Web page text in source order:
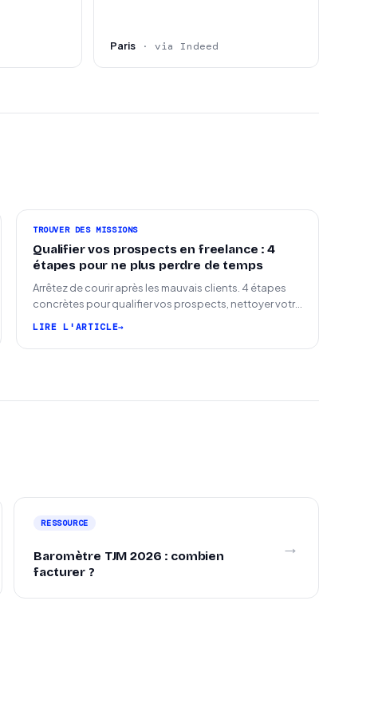
Paris · via Indeed
TROUVER DES MISSIONS
Qualifier vos prospects en freelance : 4
étapes pour ne plus perdre de temps
Arrêtez de courir après les mauvais clients. 4 étapes
concrètes pour qualifier vos prospects, nettoyer votre
LIRE L'ARTICLE
RESSOURCE
Baromètre TJM 2026 : combien
facturer ?
→